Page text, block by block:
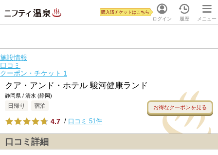
ログイン
購入済チケットはこちら
履歴 メニュー
施設情報
口コミ
クーポン・チケット 1
クア・アンド・ホテル 駿河健康ランド
静岡県 / 清水 (静岡)
日帰り 宿泊 お得なクーポンを見る
4.7 / 口コミ 51件
口コミ詳細